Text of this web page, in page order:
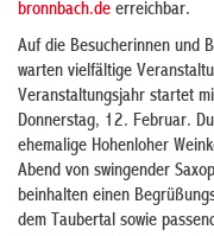
bronnbach.de erreichbar.
Auf die Besucherinnen und
warten vielfältige
Veranstaltungsjahr startet
Donnerstag, 12. Februar.
ehemalige Hohenloher
Abend von swingender
beinhalten einen
dem Taubertal sowie